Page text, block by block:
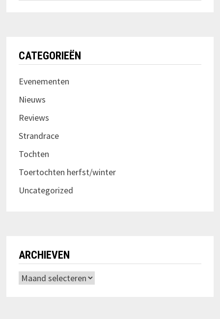
CATEGORIEËN
Evenementen
Nieuws
Reviews
Strandrace
Tochten
Toertochten herfst/winter
Uncategorized
ARCHIEVEN
Archieven